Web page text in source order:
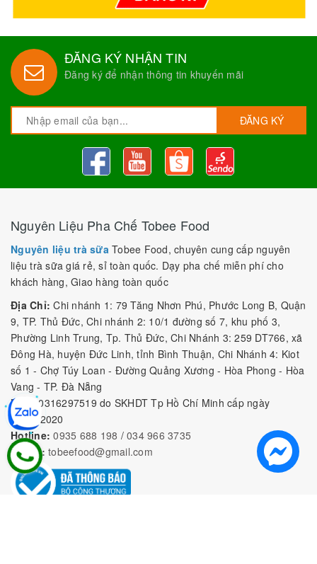
ĐĂNG KÝ NHẬN TIN
Đăng ký để nhận thông tin khuyến mãi
ĐĂNG KÝ
Nguyên Liệu Pha Chế Tobee Food
Nguyên liệu trà sữaTobee Food, chuyên cung cấp nguyên
liệu trà sữa giá rẻ, sỉ toàn quốc. Dạy pha chế miễn phí cho
khách hàng, Giao hàng toàn quốc
Địa Chỉ: Chi nhánh 1: 79 Tăng Nhơn Phú, Phước Long B, Quận
9, TP. Thủ Đức, Chi nhánh 2: 10/1 đường số 7, khu phố 3,
Phường Linh Trung, Tp. Thủ Đức, Chi Nhánh 3: 259 DT766, xã
Đông Hà, huyện Đức Linh, tỉnh Bình Thuận, Chi Nhánh 4: Kiot
số 1 - Chợ Túy Loan - Đường Quảng Xương - Hòa Phong - Hòa
Vang - TP. Đà Nẵng
MST:
0316297519 do SKHDT Tp Hồ Chí Minh cấp ngày
28/05/2020
Hotline: 0935 688 198 / 034 966 3735
E-mail: tobeefood@gmail.com